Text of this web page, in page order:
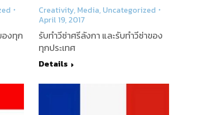
องทุก
Creativity, Media, Uncategorized
April 19, 2017
รับทำวีซ่าศรีลังกา และรับทำวีซ่าของ
ทุกประเทศ
Details